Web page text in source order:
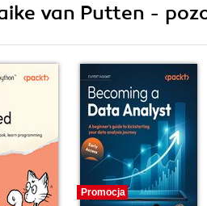
van Putten -
Promocja